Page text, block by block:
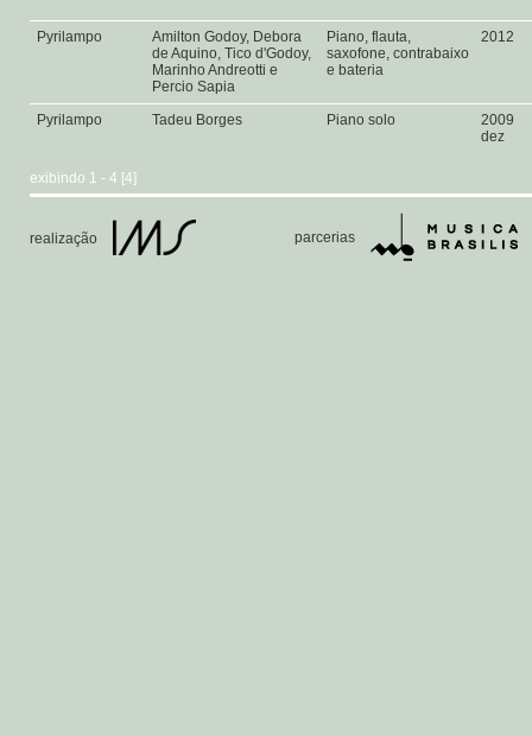
Pyrilampo
Amilton Godoy, Debora
de Aquino, Tico d'Godoy,
Marinho Andreotti e
Percio Sapia
Piano, flauta,
saxofone, contrabaixo
e bateria
2012
Pyrilampo Tadeu Borges Piano solo
2009
dez
exibindo 1 - 4 [4]
realização parcerias